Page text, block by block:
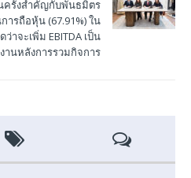
ครั้งสำคัญกับพันธมิตร
ารถือหุ้น (67.91%) ใน
าจะเพิ่ม EBITDA เป็น
านหลังการรวมกิจการ